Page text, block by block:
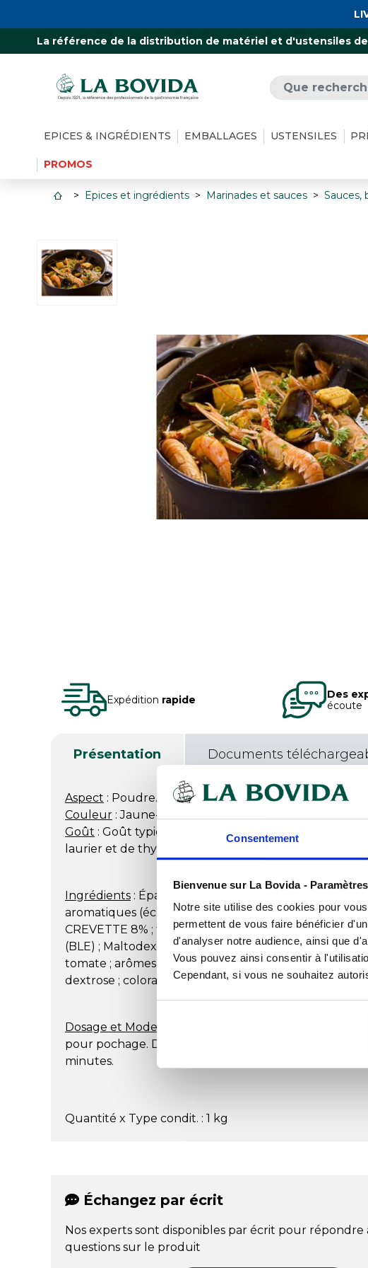
Consentement
Bienvenue sur La Bovida -
Notre site utilise des cookies pour
permettent de vous faire bénéficier
d'analyser notre audience, ainsi que
Vous pouvez ainsi consentir à
Cependant, si vous ne souhaitez
La référence de la distribution de matériel et d'ustensiles
EPICES & INGRÉDIENTS EMBALLAGES USTENSILES
PROMOS
Epices et ingrédients Marinades et sauces Sauces,
Expédition rapide Des
écoute
Présentation Documents
Aspect : Poudre.
Couleur : Jaune-orangé.
Goût : Goût typique de crustacés et note aromatique
laurier et de thym.
Ingrédients : Épaississant : amidon de maïs modifié
aromatiques (échalote, oignon, ail, poivre blanc,
CREVETTE 8% ; fécule de pomme de terre ;
(BLE) ; Maltodextrine ; extrait de vin blanc ; arômes
tomate ; arômes naturels ; poudre de POISSON ; jus
dextrose ; colorant : extrait de paprika ; huile de
Dosage et Mode d’utilisation
: 50g par litre pour un
pour pochage. Diluer dans un liquide tiède, porter à
minutes.
Quantité x Type condit. : 1 kg
Échangez par écrit
Nos experts sont disponibles par écrit pour répondre
questions sur le produit